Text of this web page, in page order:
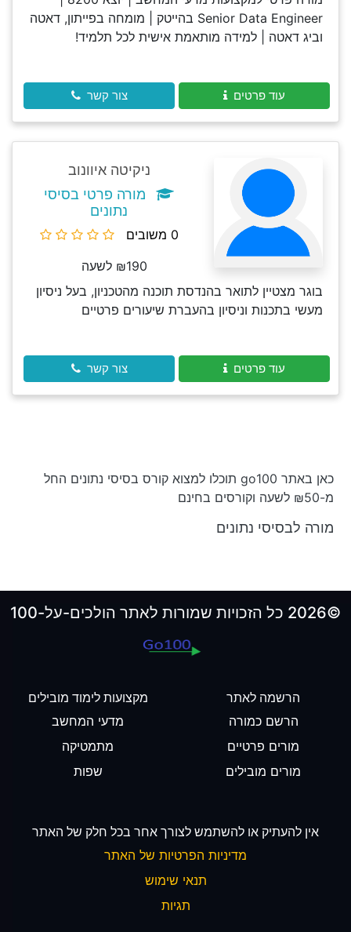
Senior Data Engineer בהייטק | מומחה בפייתון, דאטה
וביג דאטה | למידה מותאמת אישית לכל תלמיד!
עוד פרטים צור קשר
ניקיטה איוונוב
מורה פרטי בסיסי
נתונים
0 משובים
₪190 לשעה
בוגר מצטיין לתואר בהנדסת תוכנה מהטכניון, בעל ניסיון
מעשי בתכנות וניסיון בהעברת שיעורים פרטיים
עוד פרטים צור קשר
כאן באתר go100 תוכלו למצוא קורס בסיסי נתונים החל
מ-₪50 לשעה וקורסים בחינם
מורה לבסיסי נתונים
©2026 כל הזכויות שמורות לאתר הולכים-על-100
הרשמה לאתר
הרשם כמורה
מורים פרטיים
מורים מובילים
מקצועות לימוד מובילים
מדעי המחשב
מתמטיקה
שפות
אין להעתיק או להשתמש לצורך אחר בכל חלק של האתר
מדיניות הפרטיות של האתר
תנאי שימוש
תגיות